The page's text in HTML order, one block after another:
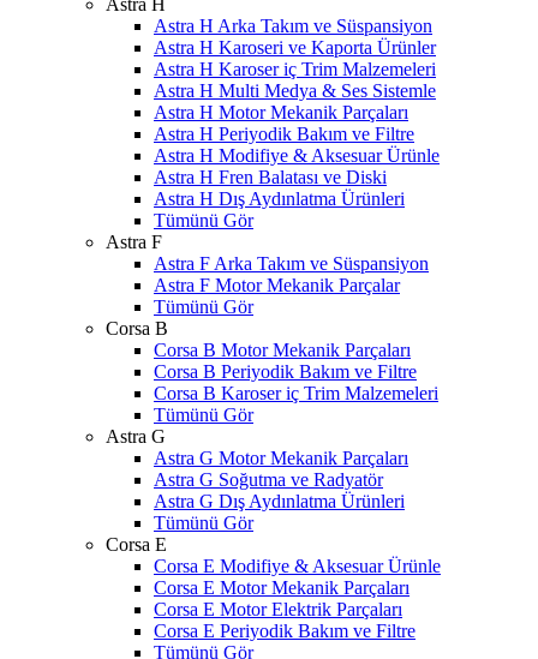
Astra H
Astra H Arka Takım ve Süspansiyon
Astra H Karoseri ve Kaporta Ürünler
Astra H Karoser iç Trim Malzemeleri
Astra H Multi Medya & Ses Sistemle
Astra H Motor Mekanik Parçaları
Astra H Periyodik Bakım ve Filtre
Astra H Modifiye & Aksesuar Ürünle
Astra H Fren Balatası ve Diski
Astra H Dış Aydınlatma Ürünleri
Tümünü Gör
Astra F
Astra F Arka Takım ve Süspansiyon
Astra F Motor Mekanik Parçalar
Tümünü Gör
Corsa B
Corsa B Motor Mekanik Parçaları
Corsa B Periyodik Bakım ve Filtre
Corsa B Karoser iç Trim Malzemeleri
Tümünü Gör
Astra G
Astra G Motor Mekanik Parçaları
Astra G Soğutma ve Radyatör
Astra G Dış Aydınlatma Ürünleri
Tümünü Gör
Corsa E
Corsa E Modifiye & Aksesuar Ürünle
Corsa E Motor Mekanik Parçaları
Corsa E Motor Elektrik Parçaları
Corsa E Periyodik Bakım ve Filtre
Tümünü Gör